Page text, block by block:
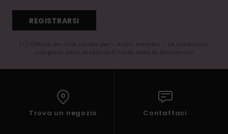
REGISTRARSI
(*) Offerta on-line valida per i nuovi membri - Le condizioni
complete sono disponibili nella mail di benvenuto
Trova un negozio Contattaci